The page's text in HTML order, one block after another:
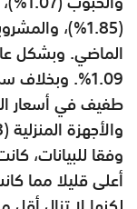
الماضي. وبشكل
1.09%.
وفقا للبيانات،
أعلى قليلا مما